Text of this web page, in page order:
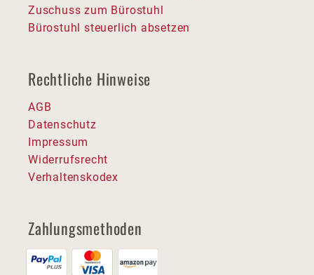
Zuschuss zum Bürostuhl
Bürostuhl steuerlich absetzen
Rechtliche Hinweise
AGB
Datenschutz
Impressum
Widerrufsrecht
Verhaltenskodex
Zahlungsmethoden